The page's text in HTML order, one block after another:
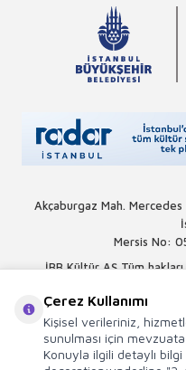
Akçaburgaz Mah.
Mersis No:
İBB Kültür AŞ Tüm
Çerez Kullanımı
Kişisel verileriniz,
sunulması için
Konuyla ilgili detaylı